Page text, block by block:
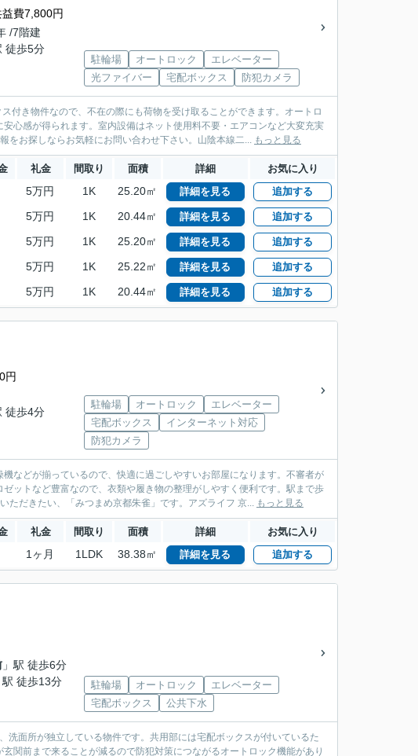
費7,800円
/7階建
徒歩5分
駐輪場 オートロック
エレベーター
光ファイバー
宅配ボックス 防犯カメラ
付き物件なので、不在の際にも荷物を受け取ることができます。オートロ
心感が得られます。室内設備はネット使用料不要・エアコンなど大変充実
をお探しならお気軽にお問い合わせ下さい。山陰本線二... もっと見る
礼金 間取り 面積 詳細 お気に入り
5万円 1K 25.20㎡ 詳細を見る 追加する
5万円 1K 20.44㎡ 詳細を見る 追加する
5万円 1K 25.20㎡ 詳細を見る 追加する
5万円 1K 25.22㎡ 詳細を見る 追加する
5万円 1K 20.44㎡ 詳細を見る 追加する
円
徒歩4分
駐輪場 オートロック
エレベーター
宅配ボックス
インターネット対応
防犯カメラ
などが揃っているので、快適に過ごしやすいお部屋になります。不審者が
ットなど豊富なので、衣類や履き物の整理がしやすく便利です。駅まで歩
ただきたい、「みつまめ京都朱雀」です。アズライフ 京... もっと見る
礼金 間取り 面積 詳細 お気に入り
1ヶ月 1LDK 38.38㎡ 詳細を見る 追加する
」駅 徒歩6分
駅 徒歩13分 駐輪場 オートロック
エレベーター
宅配ボックス
公共下水
面所が独立している物件です。共用部には宅配ボックスが付いているた
関前まで来ることが減るので防犯対策につながるオートロック機能があり